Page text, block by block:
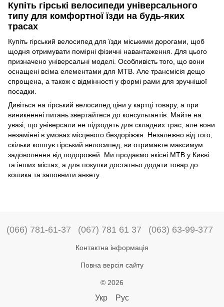
Купіть гірські велосипеди універсального
типу для комфортної їзди на будь-яких
трасах
Купіть гірський велосипед для їзди міськими дорогами, щоб
щодня отримувати помірні фізичні навантаження. Для цього
призначено універсальні моделі. Особливість того, що вони
оснащені всіма елементами для MTB. Але трансмісія дещо
спрощена, а також є відмінності у формі рами для зручнішої
посадки.
Дивіться на гірський велосипед ціни у картці товару, а при
виникненні питань звертайтеся до консультантів. Майте на
увазі, що універсали не підходять для складних трас, але вони
незамінні в умовах місцевого бездоріжжя. Незалежно від того,
скільки коштує гірський велосипед, ви отримаєте максимум
задоволення від подорожей. Ми продаємо якісні MTB у Києві
та інших містах, а для покупки достатньо додати товар до
кошика та заповнити анкету.
(066) 781-61-37 (067) 781 61 37 (063) 63-99-377
Контактна інформація
Повна версія сайту
© 2026
Укр Рус